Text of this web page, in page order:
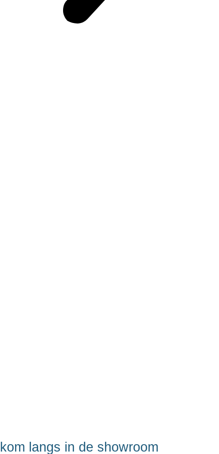
kom langs in de showroom